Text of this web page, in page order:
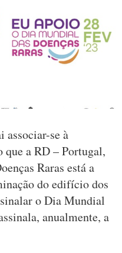
se à
que a RD – Portugal,
Raras está a
do edifício dos
o Dia Mundial
anualmente, a